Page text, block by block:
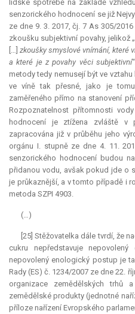
lidské spotřebě na základě
senzorického hodnocení se již
ze dne 9. 3. 2017, čj. 7 As 305/
zkoušku subjektivní povahy, jelikož
[…] zkoušky smyslové vnímání, které
a které je z povahy věci subjektivní“
metody tedy nemusejí být ve
ve víně tak přesné, jako je
zaměřeného přímo na stanovení
Rozpoznatelnost přítomnosti
hodnocení je ztížena zvláště
zapracována již v průběhu jeho
orgánu I. stupně ze dne 4. 11.
senzorického hodnocení budou
přidanou vodu, avšak pokud jde o
je průkaznější, a v tomto případě i
metoda SZPI 4903.
(…)
[25] Stěžovatelka dále tvrdí, že
cukru nepředstavuje
nepovolený enologický postup je
Rady (ES) č. 1234/2007 ze dne 22.
organizace zemědělských trhů
zemědělské produkty (jednotné
příloze nařízení Evropského